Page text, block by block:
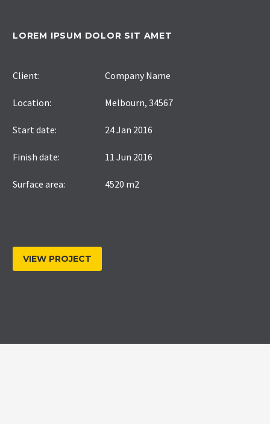
LOREM IPSUM DOLOR SIT AMET
Client: Company Name
Location: Melbourn, 34567
Start date: 24 Jan 2016
Finish date: 11 Jun 2016
Surface area: 4520 m2
VIEW PROJECT